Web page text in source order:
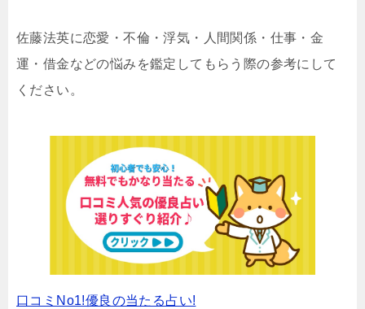
佐藤法英に恋愛・不倫・浮気・人間関係・仕事・金
運・借金などの悩みを鑑定してもらう際の参考にして
ください。
口コミNo1!優良の当たる占い!